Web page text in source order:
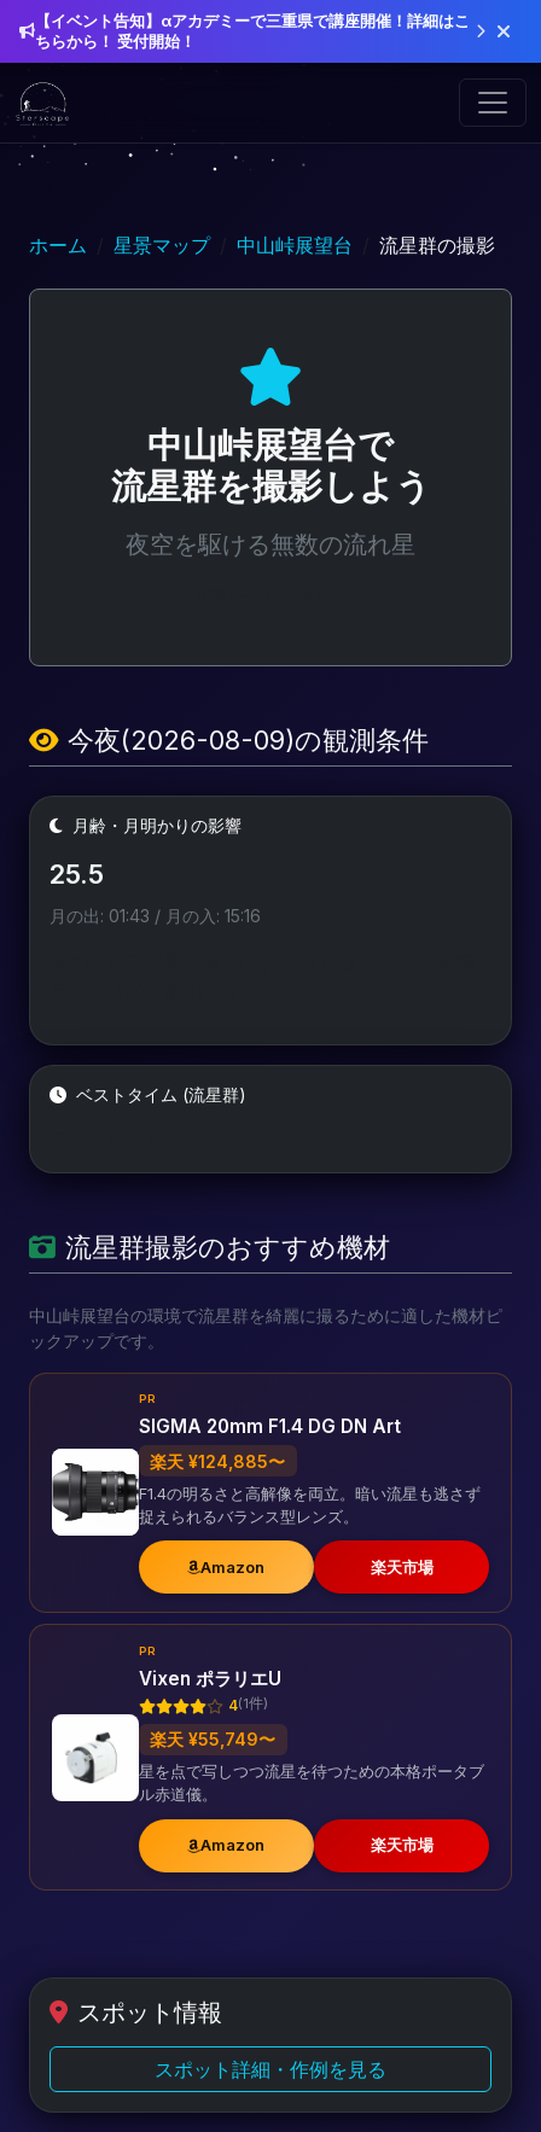
【イベント告知】αアカデミーで三重県で講座開催！詳細はこ
ちらから！ 受付開始！
ホーム 星景マップ 中山峠展望台 流星群の撮影
中山峠展望台で
流星群を撮影しよう
夜空を駆ける無数の流れ星
今夜(2026-08-09)の観測条件
月齢・月明かりの影響
25.5
月の出: 01:43 / 月の入: 15:16
ベストタイム (流星群)
流星群撮影のおすすめ機材
中山峠展望台の環境で流星群を綺麗に撮るために適した機材ピ
ックアップです。
PR
SIGMA 20mm F1.4 DG DN Art
楽天 ¥124,885〜
F1.4の明るさと高解像を両立。暗い流星も逃さず
捉えられるバランス型レンズ。
Amazon 楽天市場
PR
Vixen ポラリエU
4(1件)
楽天 ¥55,749〜
星を点で写しつつ流星を待つための本格ポータブ
ル赤道儀。
Amazon 楽天市場
スポット情報
スポット詳細・作例を見る